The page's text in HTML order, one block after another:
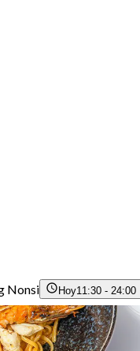
Nonsi Hoy11:30 - 24:00